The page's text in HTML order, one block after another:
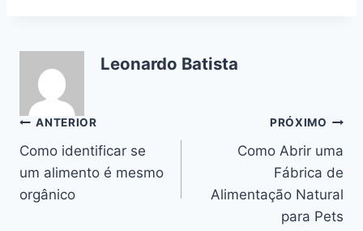
Leonardo Batista
Navegação
de
Post
ANTERIOR
Como identificar se
um alimento é mesmo
orgânico
PRÓXIMO
Como Abrir uma
Fábrica de
Alimentação Natural
para Pets